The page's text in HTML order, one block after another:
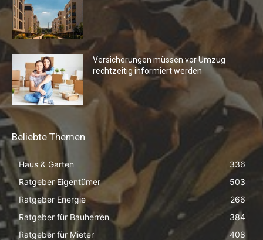
Versicherungen müssen vor Umzug
rechtzeitig informiert werden
Beliebte Themen
Haus & Garten
336
Ratgeber Eigentümer
503
Ratgeber Energie
266
Ratgeber für Bauherren
384
Ratgeber für Mieter
408